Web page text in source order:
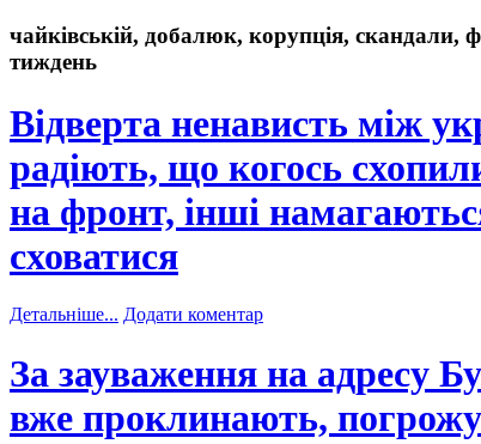
чайківській, добалюк, корупція, скандали,
тиждень
Відверта ненависть між
радіють, що когось
на фронт, інші
сховатися
Детальніше... Додати коментар
За зауваження на адресу
вже проклинають,